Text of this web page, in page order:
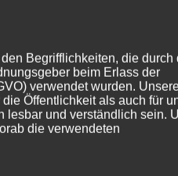
Montag bis Sonntag, von
Klinik Landstraße
besteht aus einem
zu befeuchten. Auf das
Begrifflichkeiten, die durch
beim Erlass der
verwendet wurden.
Öffentlichkeit als auch für
lesbar und verständlich sein.
die verwendeten